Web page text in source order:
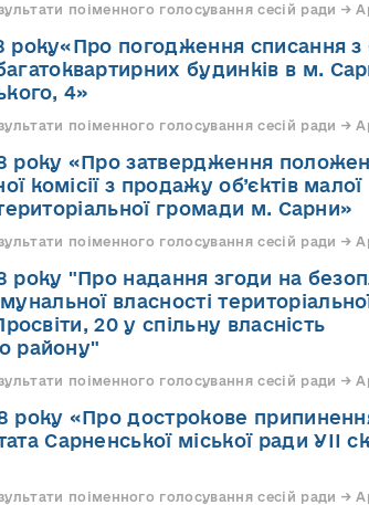
поіменного голосування сесій ради →
року«Про погодження списання з
будинків в м.
4»
поіменного голосування сесій ради →
року «Про затвердження
комісії з продажу об’єктів малої
громади м. Сарни»
поіменного голосування сесій ради →
року "Про надання згоди на
власності
20 у спільну власність
району"
поіменного голосування сесій ради →
року «Про дострокове
Сарненської міської ради УІІ
поіменного голосування сесій ради →